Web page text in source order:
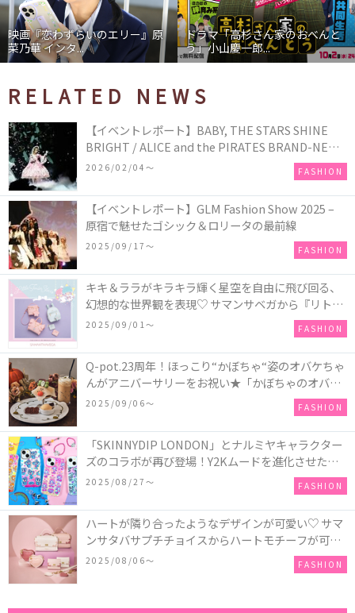
わずらいのエリー』原
インタ...
ドラマ「高杉さん家のおべんと
う」小山慶一郎...
映画
石あ
RELATED NEWS
【イベントレポート】BABY, THE STARS SHINE
BRIGHT / ALICE and the PIRATES BRAND-NEW
COLLECTION in TOKYO
2026/02/04〜 FASHION
【イベントレポート】GLM Fashion Show 2025 –
原宿で魅せたゴシック＆ロリータの最前線
2025/09/17〜 FASHION
キキ＆ララがキラキラ輝く星空を自由に飛び回る、
幻想的な世界観を表現♡ サマンサベガから『リトル
ツインスターズ』50周年アニバーサリーイヤー』を
2025/09/01〜 FASHION
Q-pot.23周年！ほっこり“かぼちゃ“姿のオバケちゃ
んがアニバーサリーをお祝い★「かぼちゃのオバケ
ーキアクセサリー」が新発売！Q-pot CAFE.では
「かぼちゃのオバケーキプレート」も登場
2025/09/06〜 FASHION
「SKINNYDIP LONDON」とナルミヤキャラクター
ズのコラボが再び登場！Y2Kムードを進化させた新
作コレクションを発売♪
2025/08/27〜 FASHION
ハートが隣り合ったようなデザインが可愛い♡ サマ
ンサタバサプチチョイスからハートモチーフが可愛
いHeart Collectionが発売！
2025/08/06〜 FASHION